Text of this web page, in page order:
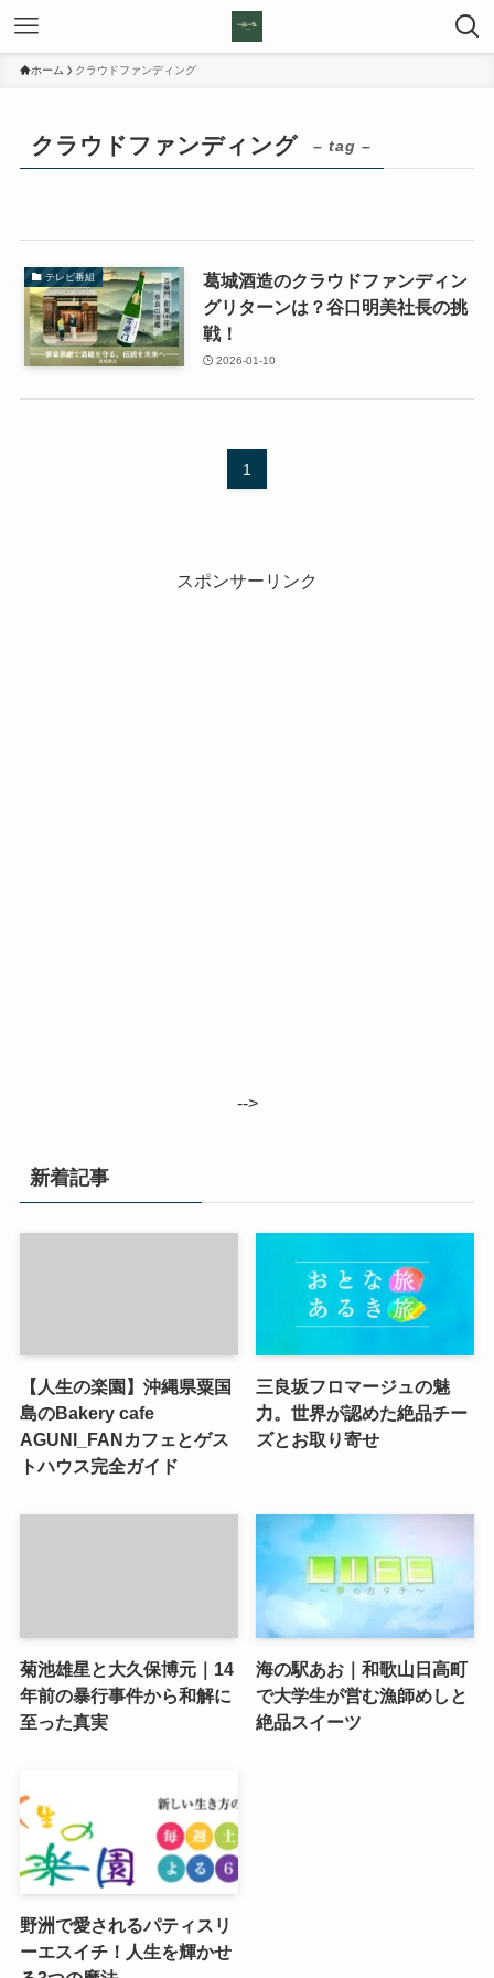
ホーム クラウドファンディング
クラウドファンディング – tag –
テレビ番組
葛城酒造のクラウドファンディン
グリターンは？谷口明美社長の挑
戦！
2026-01-10
1
スポンサーリンク
-->
新着記事
【人生の楽園】沖縄県粟国
島のBakery cafe
AGUNI_FANカフェとゲス
トハウス完全ガイド
三良坂フロマージュの魅
力。世界が認めた絶品チー
ズとお取り寄せ
菊池雄星と大久保博元｜14
年前の暴行事件から和解に
至った真実
海の駅あお｜和歌山日高町
で大学生が営む漁師めしと
絶品スイーツ
野洲で愛されるパティスリ
ーエスイチ！人生を輝かせ